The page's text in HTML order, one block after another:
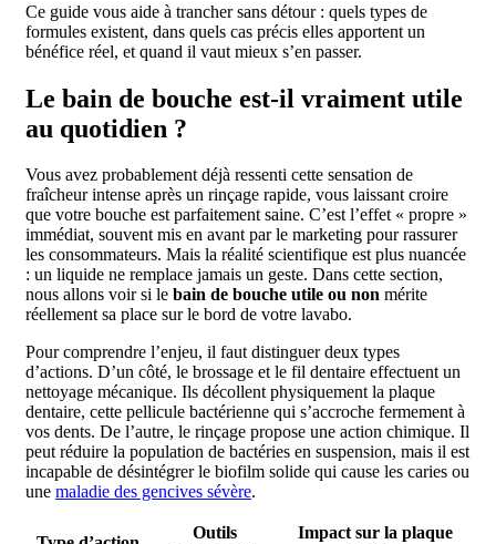
Ce guide vous aide à trancher sans détour : quels types de
formules existent, dans quels cas précis elles apportent un
bénéfice réel, et quand il vaut mieux s’en passer.
Le bain de bouche est-il vraiment utile
au quotidien ?
Vous avez probablement déjà ressenti cette sensation de
fraîcheur intense après un rinçage rapide, vous laissant croire
que votre bouche est parfaitement saine. C’est l’effet « propre »
immédiat, souvent mis en avant par le marketing pour rassurer
les consommateurs. Mais la réalité scientifique est plus nuancée
: un liquide ne remplace jamais un geste. Dans cette section,
nous allons voir si le bain de bouche utile ou non mérite
réellement sa place sur le bord de votre lavabo.
Pour comprendre l’enjeu, il faut distinguer deux types
d’actions. D’un côté, le brossage et le fil dentaire effectuent un
nettoyage mécanique. Ils décollent physiquement la plaque
dentaire, cette pellicule bactérienne qui s’accroche fermement à
vos dents. De l’autre, le rinçage propose une action chimique. Il
peut réduire la population de bactéries en suspension, mais il est
incapable de désintégrer le biofilm solide qui cause les caries ou
une maladie des gencives sévère.
Outils
Impact sur la plaque